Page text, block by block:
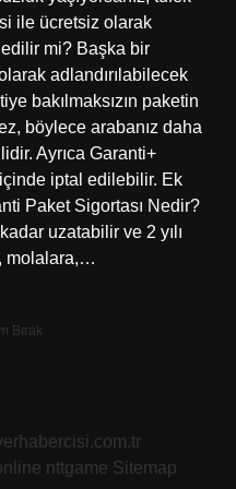
ile ücretsiz olarak
mi? Başka bir
adlandırılabilecek
bakılmaksızın paketin
böylece arabanız daha
Ayrıca Garanti+
iptal edilebilir. Ek
Paket Sigortası Nedir?
uzatabilir ve 2 yılı
molalara,…
Bırak
nttgame Sitemap